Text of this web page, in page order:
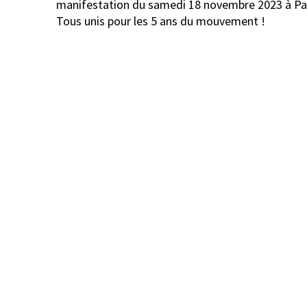
manifestation du samedi 18 novembre 2023 à
Tous unis pour les 5 ans du mouvement !